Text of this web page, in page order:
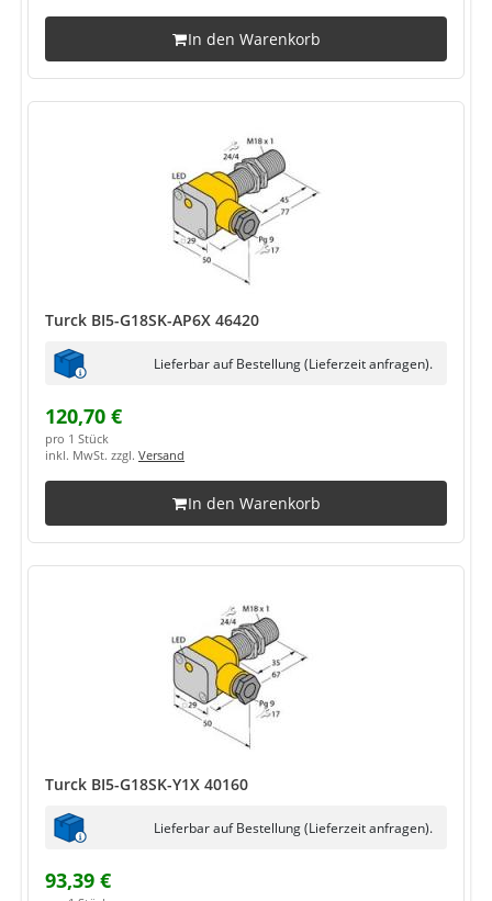
In den Warenkorb
Turck BI5-G18SK-AP6X 46420
Lieferbar auf Bestellung (Lieferzeit anfragen).
120,70 €
pro 1 Stück
inkl. MwSt. zzgl. Versand
In den Warenkorb
Turck BI5-G18SK-Y1X 40160
Lieferbar auf Bestellung (Lieferzeit anfragen).
93,39 €